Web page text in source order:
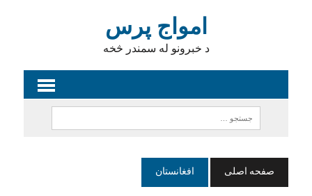
امواج پرس
د خبرونو له سمندر څخه
صفحه اصلی افغانستان